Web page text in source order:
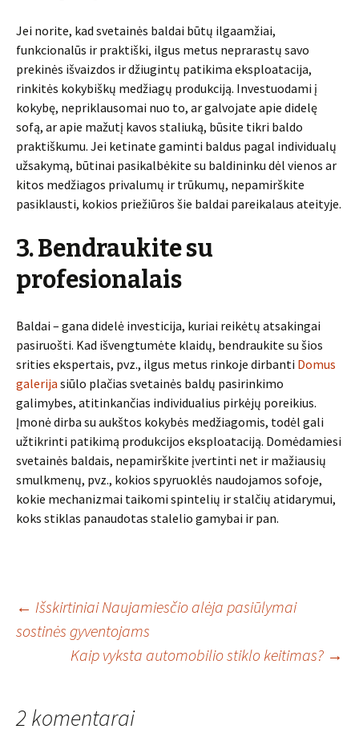
Jei norite, kad svetainės baldai būtų ilgaamžiai,
funkcionalūs ir praktiški, ilgus metus neprarastų savo
prekinės išvaizdos ir džiugintų patikima eksploatacija,
rinkitės kokybiškų medžiagų produkciją. Investuodami į
kokybę, nepriklausomai nuo to, ar galvojate apie didelę
sofą, ar apie mažutį kavos staliuką, būsite tikri baldo
praktiškumu. Jei ketinate gaminti baldus pagal individualų
užsakymą, būtinai pasikalbėkite su baldininku dėl vienos ar
kitos medžiagos privalumų ir trūkumų, nepamirškite
pasiklausti, kokios priežiūros šie baldai pareikalaus ateityje.
3. Bendraukite su
profesionalais
Baldai – gana didelė investicija, kuriai reikėtų atsakingai
pasiruošti. Kad išvengtumėte klaidų, bendraukite su šios
srities ekspertais, pvz., ilgus metus rinkoje dirbanti Domus
galerija siūlo plačias svetainės baldų pasirinkimo
galimybes, atitinkančias individualius pirkėjų poreikius.
Įmonė dirba su aukštos kokybės medžiagomis, todėl gali
užtikrinti patikimą produkcijos eksploataciją. Domėdamiesi
svetainės baldais, nepamirškite įvertinti net ir mažiausių
smulkmenų, pvz., kokios spyruoklės naudojamos sofoje,
kokie mechanizmai taikomi spintelių ir stalčių atidarymui,
koks stiklas panaudotas stalelio gamybai ir pan.
Įrašo
navigacija
← Išskirtiniai Naujamiesčio alėja pasiūlymai
sostinės gyventojams
Kaip vyksta automobilio stiklo keitimas? →
2 komentarai